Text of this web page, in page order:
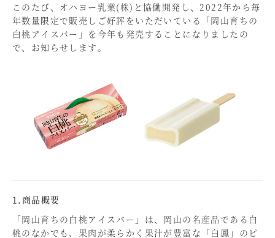
このたび、オハヨー乳業(株)と協働開発し、2022年から毎
年数量限定で販売しご好評をいただいている「岡山育ちの
白桃アイスバー」を今年も発売することになりましたの
で、お知らせします。
1.商品概要
「岡山育ちの白桃アイスバー」は、岡山の名産品である白
桃のなかでも、果肉が柔らかく果汁が豊富な「白鳳」のピ